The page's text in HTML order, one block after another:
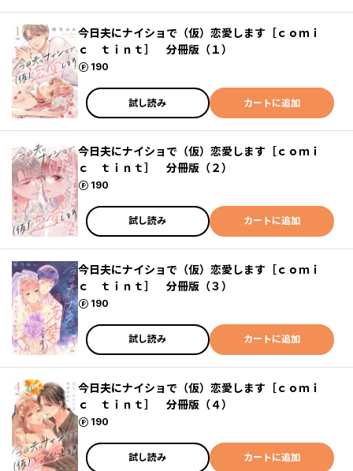
今日夫にナイショで（仮）恋愛します［ｃｏｍｉ
ｃ ｔｉｎｔ］ 分冊版（１）
190
ポイント
試し読み カートに追加
今日夫にナイショで（仮）恋愛します［ｃｏｍｉ
ｃ ｔｉｎｔ］ 分冊版（２）
190
ポイント
試し読み カートに追加
今日夫にナイショで（仮）恋愛します［ｃｏｍｉ
ｃ ｔｉｎｔ］ 分冊版（３）
190
ポイント
試し読み カートに追加
今日夫にナイショで（仮）恋愛します［ｃｏｍｉ
ｃ ｔｉｎｔ］ 分冊版（４）
190
ポイント
試し読み カートに追加